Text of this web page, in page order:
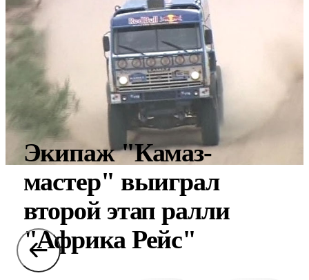
Экипаж "Камаз-
мастер" выиграл
второй этап ралли
"Африка Рейс"